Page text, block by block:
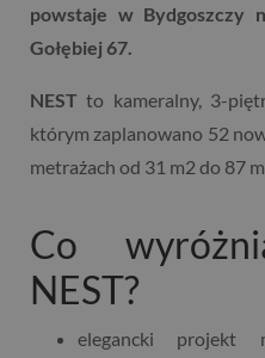
powstaje w Bydgoszczy
Gołębiej 67.
NEST to kameralny, 3-
którym zaplanowano 52
metrażach od 31 m2 do 87
Co
NEST?
elegancki projekt